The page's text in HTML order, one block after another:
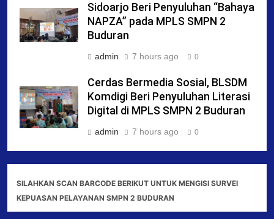
Sidoarjo Beri Penyuluhan “Bahaya
NAPZA” pada MPLS SMPN 2
Buduran
admin 7 hours ago 0
Cerdas Bermedia Sosial, BLSDM
Komdigi Beri Penyuluhan Literasi
Digital di MPLS SMPN 2 Buduran
admin 7 hours ago 0
SILAHKAN SCAN BARCODE BERIKUT UNTUK MENGISI SURVEI
KEPUASAN PELAYANAN SMPN 2 BUDURAN